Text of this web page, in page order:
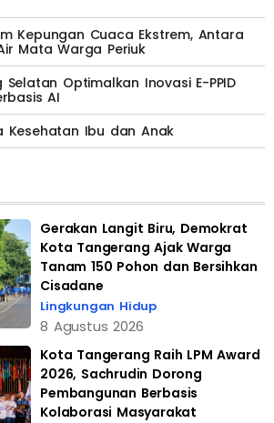
Kepungan Cuaca Ekstrem, Antara
Mata Warga Periuk
Optimalkan Inovasi E-PPID
AI
Kesehatan Ibu dan Anak
Gerakan Langit Biru, Demokrat
Kota Tangerang Ajak Warga
Tanam 150 Pohon dan Bersihkan
Cisadane
Lingkungan Hidup
8 Agustus 2026
Kota Tangerang Raih LPM Award
2026, Sachrudin Dorong
Pembangunan Berbasis
Kolaborasi Masyarakat